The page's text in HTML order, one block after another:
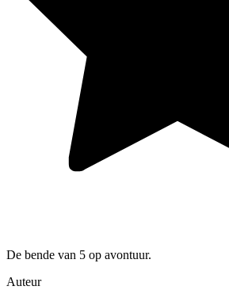
De bende van 5 op avontuur.
Auteur